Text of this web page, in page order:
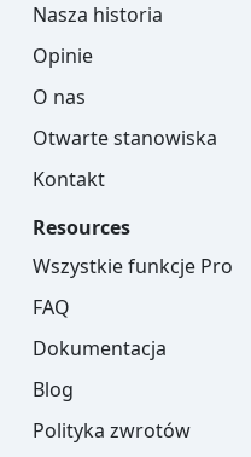
Nasza historia
Opinie
O nas
Otwarte stanowiska
Kontakt
Resources
Wszystkie funkcje Pro
FAQ
Dokumentacja
Blog
Polityka zwrotów